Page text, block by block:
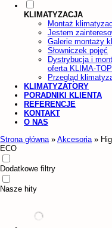
KLIMATYZACJA
Montaż
Jestem
Galerie montaży
Słowniczek pojęć
Dystrybucja i
oferta KLIMA-TOP
Przegląd
KLIMATYZATORY
PORADNIKI KLIENTA
REFERENCJE
KONTAKT
O NAS
Strona główna » Akcesoria »
ECO
Dodatkowe filtry
Nasze hity